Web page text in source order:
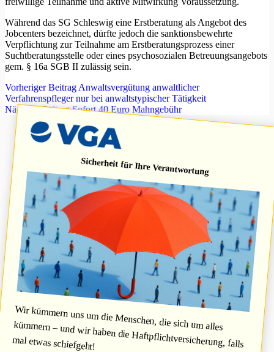
Während das SG Schleswig eine Erstberatung als Angebot des
Jobcenters bezeichnet, dürfte jedoch die sanktionsbewehrte
Verpflichtung zur Teilnahme am Erstberatungsprozess einer
Suchtberatungsstelle oder eines psychosozialen Betreuungsangebots
gem. § 16a SGB II zulässig sein.
VorherigerBeitrag Anwaltsvergütung anwaltlicher
Verfahrenspfleger nur bei anwaltstypischer Tätigkeit
NächsterBeitrag Sofort 40 Euro Mahngebühr
Sicherheit für Ihre Verantwortung
Wir kümmern uns um die Menschen, die sich um alles
kümmern – und wir haben die Haftpflichtversicherung, falls
mal etwas schiefgeht!